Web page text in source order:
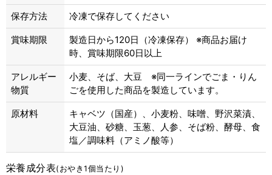
保存方法 冷凍で保存してください
賞味期限
製造日から120日（冷凍保存） ※商品お届け
時、賞味期限60日以上
アレルギー
物質
小麦、そば、大豆 ※同一ラインでごま・りん
ごを使用した商品を製造しています。
原材料
キャベツ（国産）、小麦粉、味噌、野沢菜漬、
大豆油、砂糖、玉葱、人参、そば粉、酵母、食
塩／調味料（アミノ酸等）
栄養成分表(おやき1個当たり)